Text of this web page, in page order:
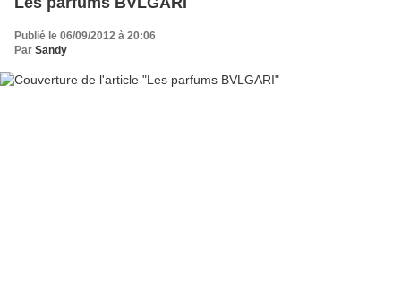
Publié le 06/09/2012 à 20:06
Par Sandy